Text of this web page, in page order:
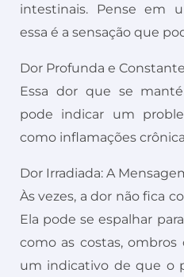
intestinais. Pense em
essa é a sensação que
Dor Profunda e
Essa dor que se
pode indicar um
como inflamações
Dor Irradiada: A
Às vezes, a dor não fica
Ela pode se espalhar
como as costas, ombros
um indicativo de que o